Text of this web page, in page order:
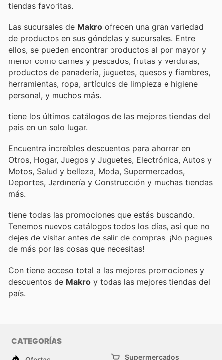
tiendas favoritas.
Las sucursales de Makro ofrecen una gran variedad
de productos en sus góndolas y sucursales. Entre
ellos, se pueden encontrar productos al por mayor y
menor como carnes y pescados, frutas y verduras,
productos de panadería, juguetes, quesos y fiambres,
herramientas, ropa, artículos de limpieza e higiene
personal, y muchos más.
tiene los últimos catálogos de las mejores tiendas del
pais en un solo lugar.
Encuentra increíbles descuentos para ahorrar en
Otros, Hogar, Juegos y Juguetes, Electrónica, Autos y
Motos, Salud y belleza, Moda, Supermercados,
Deportes, Jardinería y Construcción y muchas tiendas
más.
tiene todas las promociones que estás buscando.
Tenemos nuevos catálogos todos los días, así que no
dejes de visitar antes de salir de compras. ¡No pagues
de más por las cosas que necesitas!
Con tiene acceso total a las mejores promociones y
descuentos de Makro y todas las mejores tiendas del
país.
CATEGORÍAS
Supermercados